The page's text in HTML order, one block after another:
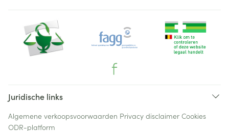
Juridische links
Algemene verkoopsvoorwaarden Privacy disclaimer Cookies
ODR-platform